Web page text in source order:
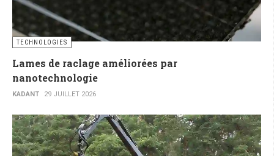
TECHNOLOGIES
Lames de raclage améliorées par
nanotechnologie
KADANT 29 JUILLET 2026